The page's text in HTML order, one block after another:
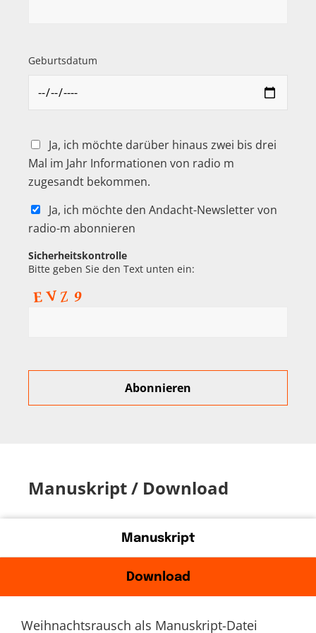
Geburtsdatum
Ja, ich möchte darüber hinaus zwei bis drei
Mal im Jahr Informationen von radio m
zugesandt bekommen.
Ja, ich möchte den Andacht-Newsletter von
radio-m abonnieren
Sicherheitskontrolle
Bitte geben Sie den Text unten ein:
Manuskript / Download
Manuskript
Download
Weihnachtsrausch als Manuskript-Datei